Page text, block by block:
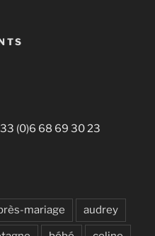
(0)6 68 69 30 23
mariage audrey